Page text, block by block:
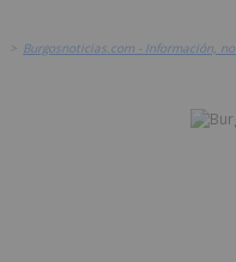
> Burgosnoticias.com - Información,